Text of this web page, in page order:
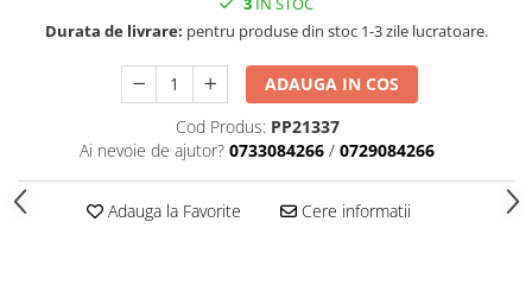
Accesorii panouri, table
Baterii, Acumlatori
Caiet mecanic, Clipboard
Ecusoane
Mape, Folii plastice
Panouri, Table
Pudra cu efect de catifea
Pudra minerala
Speciale
Cuttere, foarfeci
Modelaj, pictat
Stampile
Durata de livrare: pentru produse din stoc 1-3 zile lucratoare.
ADAUGA IN COS
Cod Produs: PP21337
Ai nevoie de ajutor? 0733084266 / 0729084266
Adauga la Favorite Cere informatii